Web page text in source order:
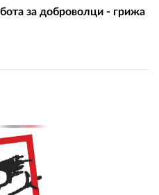
за доброволци - грижа